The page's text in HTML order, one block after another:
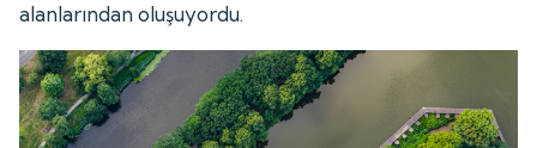
alanlarından oluşuyordu.